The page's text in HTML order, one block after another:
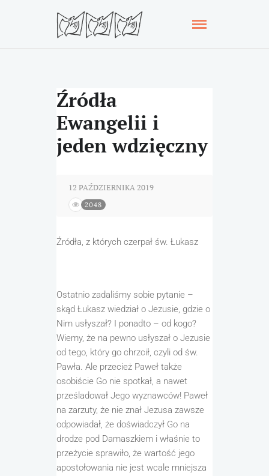
Źródła
Ewangelii i
jeden wdzięczny
12 PAŹDZIERNIKA 2019
2048
Źródła, z których czerpał św. Łukasz
Ostatnio zadaliśmy sobie pytanie –
skąd Łukasz wiedział o Jezusie, gdzie o
Nim usłyszał? I ponadto – od kogo?
Wiemy, że na pewno usłyszał o Jezusie
od tego, który go chrzcił, czyli od św.
Pawła. Ale przecież Paweł także
osobiście Go nie spotkał, a nawet
prześladował Jego wyznawców! Paweł
na zarzuty, że nie znał Jezusa zawsze
odpowiadał, że doświadczył Go na
drodze pod Damaszkiem i właśnie to
przeżycie sprawiło, że wartość jego
apostołowania nie jest wcale mniejsza